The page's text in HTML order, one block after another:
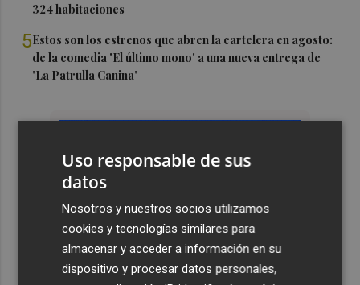
324 habitaciones
5Estos son los estrenos que abren la cartelera en agosto:
de la comedia 'El último mono' a una nueva entrega de
'La Patrulla Canina'
Uso responsable de sus
datos
Nosotros y nuestros socios utilizamos
cookies y tecnologías similares para
almacenar y acceder a información en su
dispositivo y procesar datos personales,